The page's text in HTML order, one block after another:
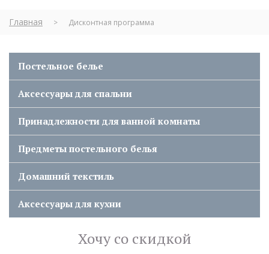
Главная > Дисконтная программа
Постельное белье
Аксессуары для спальни
Принадлежности для ванной комнаты
Предметы постельного белья
Домашний текстиль
Аксессуары для кухни
Хочу со скидкой